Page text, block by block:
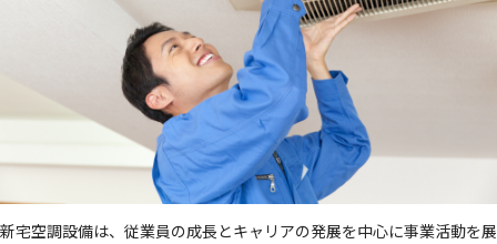
新宅空調設備は、従業員の成長とキャリアの発展を中心に事業活動を展